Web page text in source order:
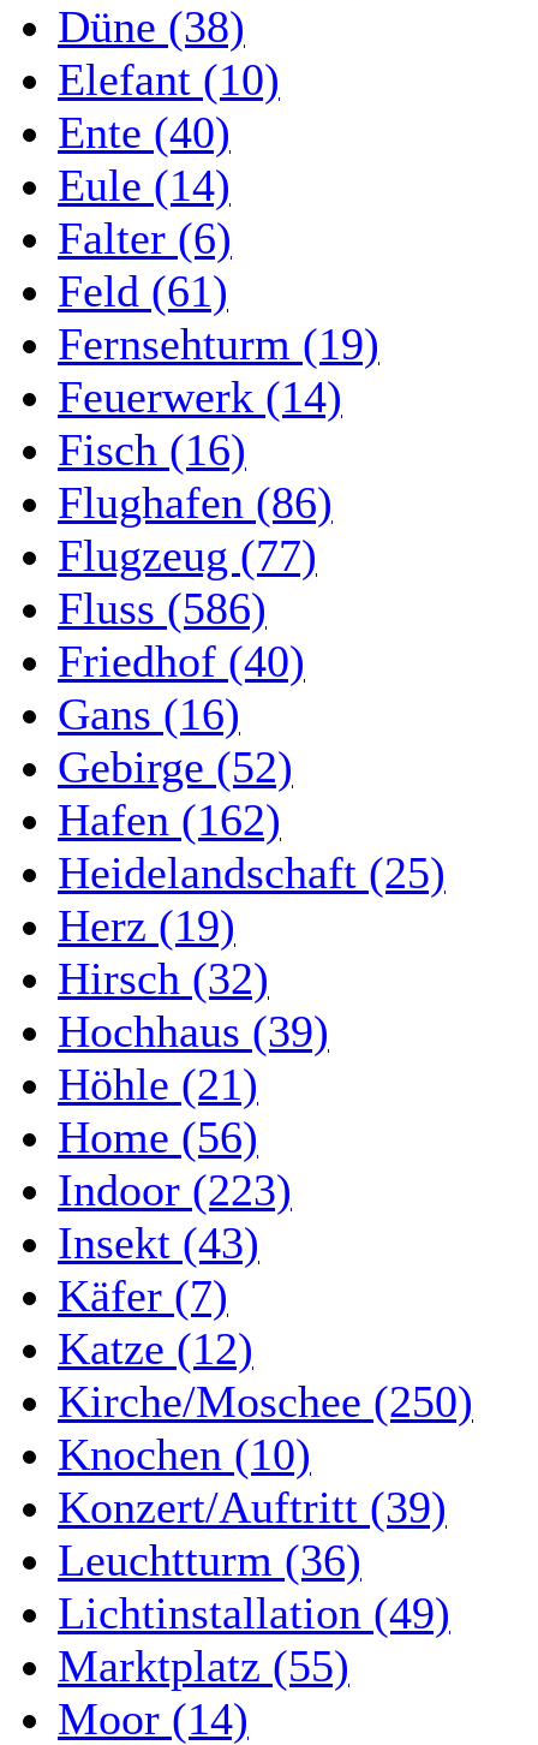
Düne (38)
Elefant (10)
Ente (40)
Eule (14)
Falter (6)
Feld (61)
Fernsehturm (19)
Feuerwerk (14)
Fisch (16)
Flughafen (86)
Flugzeug (77)
Fluss (586)
Friedhof (40)
Gans (16)
Gebirge (52)
Hafen (162)
Heidelandschaft (25)
Herz (19)
Hirsch (32)
Hochhaus (39)
Höhle (21)
Home (56)
Indoor (223)
Insekt (43)
Käfer (7)
Katze (12)
Kirche/Moschee (250)
Knochen (10)
Konzert/Auftritt (39)
Leuchtturm (36)
Lichtinstallation (49)
Marktplatz (55)
Moor (14)